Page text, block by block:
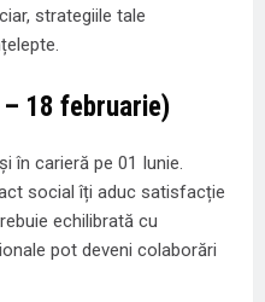
strategiile tale
18 februarie)
în carieră pe 01 Iunie.
social îți aduc satisfacție
echilibrată cu
pot deveni colaborări